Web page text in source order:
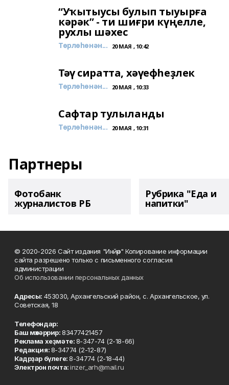
“Уҡытыусы булып тыуырға
кәрәк” - ти шиғри күңелле,
рухлы шәхес
Төрлөһөнән... 20 МАЯ , 10:42
Тәү сиратта, хәүефһеҙлек
Төрлөһөнән... 20 МАЯ , 10:33
Сафтар тулыланды
Төрлөһөнән... 20 МАЯ , 10:31
Партнеры
Фотобанк
журналистов РБ
Рубрика "Еда и
напитки"
© 2020-2026 Сайт издания "Инйәр" Копирование информации
сайта разрешено только с письменного согласия
администрации
Об использовании персональных данных
Адресы: 453030, Архангельский район, с. Архангельское, ул.
Советская, 18
Телефондар:
Баш мөхәррир:83477421457
Реклама хеҙмәте:8-347-74 (2-18-66)
Редакция:8-34774 (2-12-87)
Кадрҙар бүлеге:8-34774 (2-18-44)
Электрон почта:inzer_arh@mail.ru